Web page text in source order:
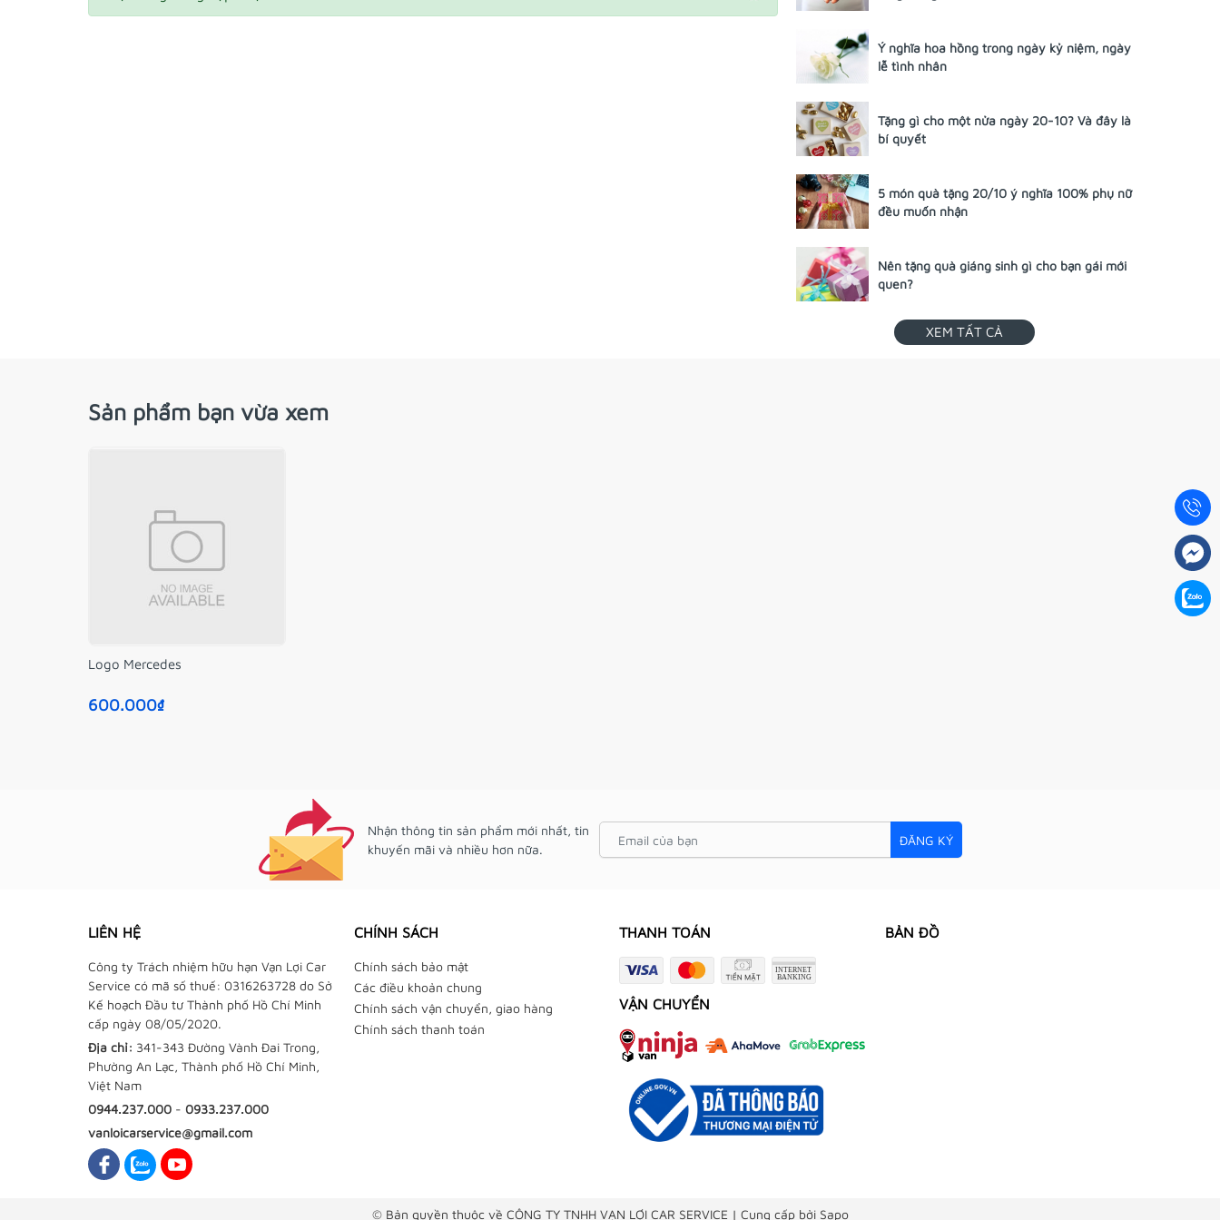
Ý nghĩa hoa hồng trong ngày kỷ niệm, ngày
lễ tình nhân
Tặng gì cho một nửa ngày 20-10? Và đây là
bí quyết
5 món quà tặng 20/10 ý nghĩa 100% phụ nữ
đều muốn nhận
Nên tặng quà giáng sinh gì cho bạn gái mới
quen?
XEM TẤT CẢ
Sản phẩm bạn vừa xem
Logo Mercedes
600.000₫
Nhận thông tin sản phẩm mới nhất, tin
khuyến mãi và nhiều hơn nữa.
ĐĂNG KÝ
LIÊN HỆ
Công ty Trách nhiệm hữu hạn Vạn Lợi Car
Service có mã số thuế: 0316263728 do Sở
Kế hoạch Đầu tư Thành phố Hồ Chí Minh
cấp ngày 08/05/2020.
Địa chỉ: 341-343 Đường Vành Đai Trong,
Phường An Lạc, Thành phố Hồ Chí Minh,
Việt Nam
0944.237.000 - 0933.237.000
vanloicarservice@gmail.com
CHÍNH SÁCH
Chính sách bảo mật
Các điều khoản chung
Chính sách vận chuyển, giao hàng
Chính sách thanh toán
THANH TOÁN
VẬN CHUYỂN
BẢN ĐỒ
© Bản quyền thuộc về CÔNG TY TNHH VẠN LỢI CAR SERVICE | Cung cấp bởi Sapo